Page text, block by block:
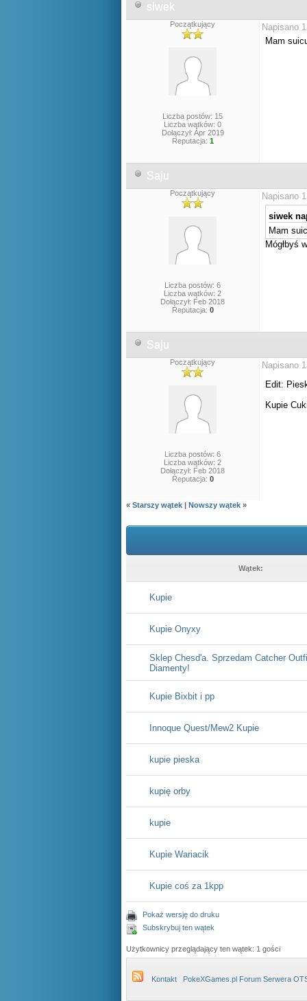
siwek
Początkujący
Liczba postów: 15
Liczba wątków: 0
Dołączył: Apr 2019
Reputacja: 1
Napisano
Mam
Saju
Początkujący
Liczba postów: 6
Liczba wątków: 2
Dołączył: Feb 2018
Reputacja: 0
Napisano
siwek
Mam
Mógłbyś
Saju
Początkujący
Liczba postów: 6
Liczba wątków: 2
Dołączył: Feb 2018
Reputacja: 0
Napisano
Edit:
Kupie
« Starszy wątek | Nowszy wątek »
Wątek:
Kupie
Kupie Onyxy
Sklep Chesd'a. Sprzedam Catcher
Diamenty!
Kupie Bixbit i pp
Innoque Quest/Mew2 Kupie
kupie pieska
kupię orby
kupie
Kupie Wariacik
Kupie coś za 1kpp
Pokaż wersję do druku
Subskrybuj ten wątek
Użytkownicy przeglądający ten wątek: 1 gości
Kontakt PokeXGames.pl Forum Serwera